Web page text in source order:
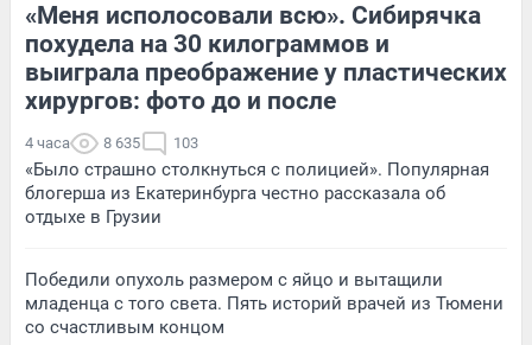
«Меня исполосовали всю». Сибирячка
похудела на 30 килограммов и
выиграла преображение у пластических
хирургов: фото до и после
4 часа 8 635 103
«Было страшно столкнуться с полицией». Популярная
блогерша из Екатеринбурга честно рассказала об
отдыхе в Грузии
Победили опухоль размером с яйцо и вытащили
младенца с того света. Пять историй врачей из Тюмени
со счастливым концом